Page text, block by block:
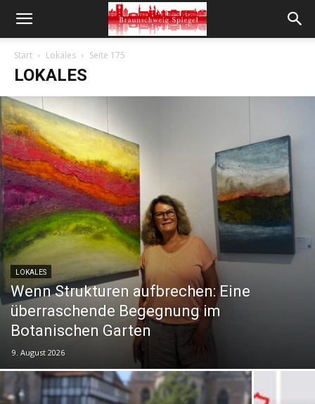
Start Lokales Seite 175
LOKALES
LOKALES
Wenn Strukturen aufbrechen: Eine
überraschende Begegnung im
Botanischen Garten
9. August 2026